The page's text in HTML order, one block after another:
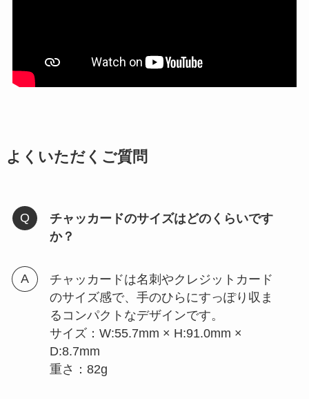
よくいただくご質問
チャッカードのサイズはどのくらいです
か？
チャッカードは名刺やクレジットカード
のサイズ感で、手のひらにすっぽり収ま
るコンパクトなデザインです。
サイズ：W:55.7mm × H:91.0mm ×
D:8.7mm
重さ：82g